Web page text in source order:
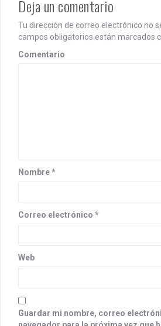
v
i
g
Deja un comentario
Tu dirección de correo electrónico no
campos obligatorios están marcados
Comentario
Nombre*
Correo electrónico *
Web
Guardar mi nombre, correo